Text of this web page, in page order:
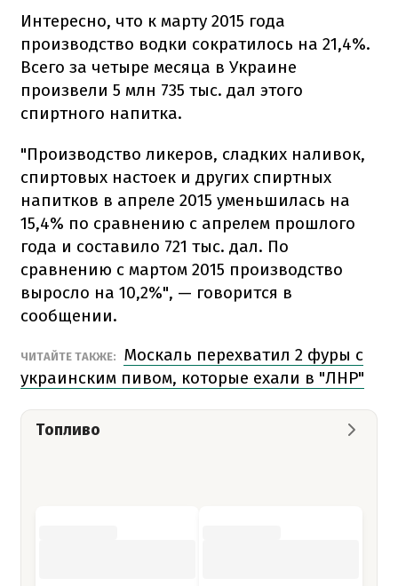
Интересно, что к марту 2015 года
производство водки сократилось на 21,4%.
Всего за четыре месяца в Украине
произвели 5 млн 735 тыс. дал этого
спиртного напитка.
"Производство ликеров, сладких наливок,
спиртовых настоек и других спиртных
напитков в апреле 2015 уменьшилась на
15,4% по сравнению с апрелем прошлого
года и составило 721 тыс. дал. По
сравнению с мартом 2015 производство
выросло на 10,2%", — говорится в
сообщении.
ЧИТАЙТЕ ТАКЖЕ:
Москаль перехватил 2 фуры с
украинским пивом, которые ехали в "ЛНР"
Топливо